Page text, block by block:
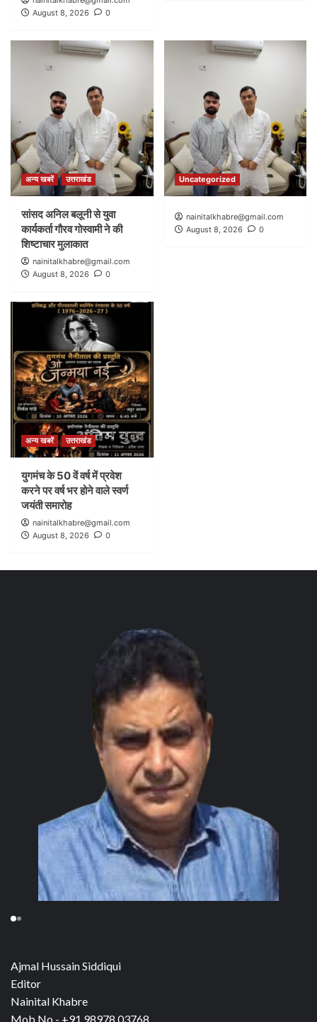
August 8, 2026
0
अन्य खबरें उत्तराखंड
सांसद अनिल बलूनी से युवा
कार्यकर्ता गौरव गोस्वामी ने की
शिष्टाचार मुलाकात
nainitalkhabre@gmail.com
August 8, 2026
0
Uncategorized
nainitalkhabre@gmail.com
August 8, 2026
0
अन्य खबरें उत्तराखंड
युगमंच के 50 वें वर्ष में प्रवेश
करने पर वर्ष भर होने वाले स्वर्ण
जयंती समारोह
nainitalkhabre@gmail.com
August 8, 2026
0
Ajmal Hussain Siddiqui
Editor
Nainital Khabre
Mob No - +91 98978 03768